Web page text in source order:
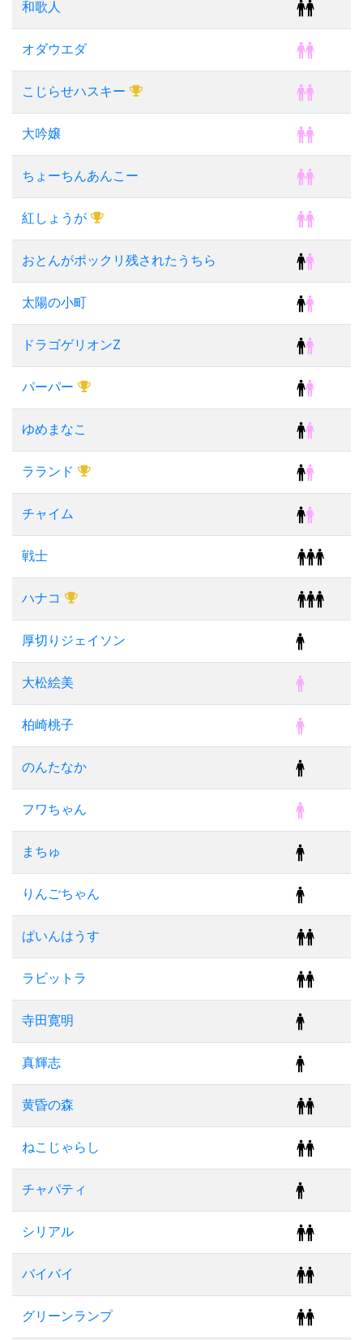
和歌人
オダウエダ
こじらせハスキー
大吟嬢
ちょーちんあんこー
紅しょうが
おとんがポックリ残されたうちら
太陽の小町
ドラゴゲリオンZ
パーパー
ゆめまなこ
ラランド
チャイム
戦士
ハナコ
厚切りジェイソン
大松絵美
柏崎桃子
のんたなか
フワちゃん
まちゅ
りんごちゃん
ぱいんはうす
ラビットラ
寺田寛明
真輝志
黄昏の森
ねこじゃらし
チャパティ
シリアル
バイバイ
グリーンランプ